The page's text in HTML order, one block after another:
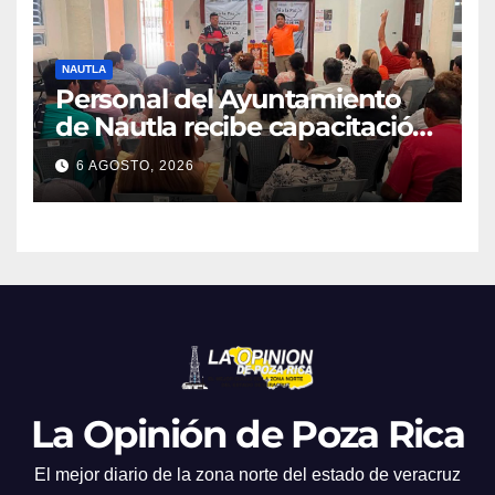
NAUTLA
Personal del Ayuntamiento
de Nautla recibe capacitación
en atención a emergencias
6 AGOSTO, 2026
La Opinión de Poza Rica
El mejor diario de la zona norte del estado de veracruz